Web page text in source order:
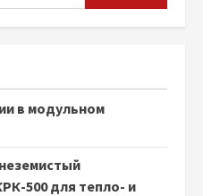
в модульном
500 для тепло- и